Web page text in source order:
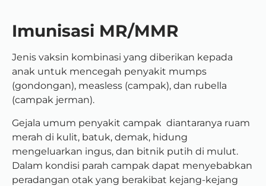
Imunisasi MR/MMR
Jenis vaksin kombinasi yang diberikan kepada
anak untuk mencegah penyakit mumps
(gondongan), measless (campak), dan rubella
(campak jerman).
Gejala umum penyakit campak diantaranya ruam
merah di kulit, batuk, demak, hidung
mengeluarkan ingus, dan bitnik putih di mulut.
Dalam kondisi parah campak dapat menyebabkan
peradangan otak yang berakibat kejang-kejang